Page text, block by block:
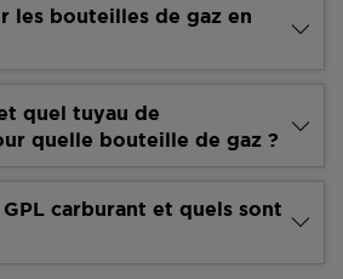
les bouteilles de gaz en
quel tuyau de
quelle bouteille de gaz ?
carburant et quels sont